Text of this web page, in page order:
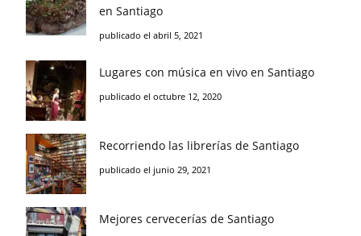
en Santiago
publicado el abril 5, 2021
Lugares con música en vivo en Santiago
publicado el octubre 12, 2020
Recorriendo las librerías de Santiago
publicado el junio 29, 2021
Mejores cervecerías de Santiago